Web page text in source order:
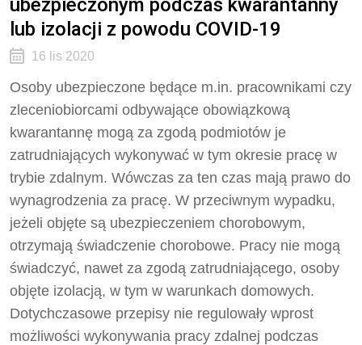
lub izolacji z powodu COVID-19
16 lis 2020
Osoby ubezpieczone będące m.in. pracownikami czy
zleceniobiorcami odbywające obowiązkową
kwarantannę mogą za zgodą podmiotów je
zatrudniających wykonywać w tym okresie pracę w
trybie zdalnym. Wówczas za ten czas mają prawo do
wynagrodzenia za pracę. W przeciwnym wypadku,
jeżeli objęte są ubezpieczeniem chorobowym,
otrzymają świadczenie chorobowe. Pracy nie mogą
świadczyć, nawet za zgodą zatrudniającego, osoby
objęte izolacją, w tym w warunkach domowych.
Dotychczasowe przepisy nie regulowały wprost
możliwości wykonywania pracy zdalnej podczas